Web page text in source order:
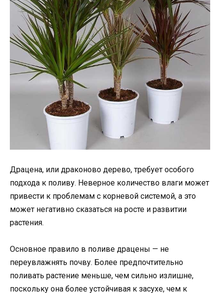
Драцена, или драконово дерево, требует особого
подхода к поливу. Неверное количество влаги может
привести к проблемам с корневой системой, а это
может негативно сказаться на росте и развитии
растения.
Основное правило в поливе драцены — не
переувлажнять почву. Более предпочтительно
поливать растение меньше, чем сильно излишне,
поскольку она более устойчивая к засухе, чем к